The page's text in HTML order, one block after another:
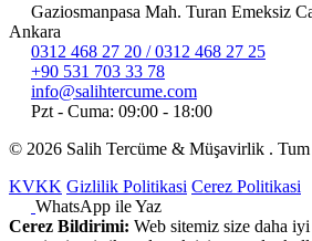
Gaziosmanpasa Mah. Turan Emeksiz
Ankara
0312 468 27 20 / 0312 468 27 25
+90 531 703 33 78
info@salihtercume.com
Pzt - Cuma: 09:00 - 18:00
© 2026 Salih Tercüme & Müşavirlik .
KVKK Gizlilik Politikasi Cerez Politikasi
WhatsApp ile Yaz
Cerez Bildirimi: Web sitemiz size daha